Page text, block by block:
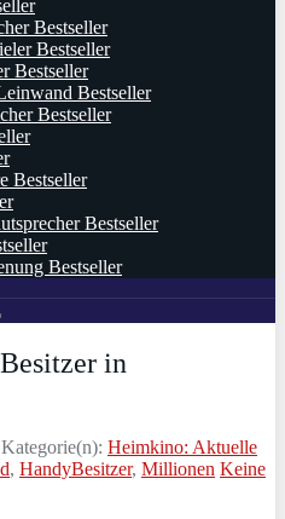
Bestseller
Bestseller
Bestseller
Bestseller
Bestseller
Bestseller
Bestseller
Bestseller
in
Kategorie(n): Heimkino: Aktuelle
, HandyBesitzer, Millionen Keine